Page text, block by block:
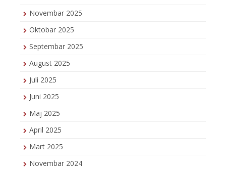
Novembar 2025
Oktobar 2025
Septembar 2025
August 2025
Juli 2025
Juni 2025
Maj 2025
April 2025
Mart 2025
Novembar 2024